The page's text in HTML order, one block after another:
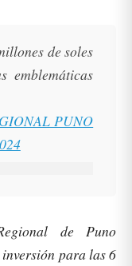
de soles
emblemáticas
PUNO
de Puno
para las 6